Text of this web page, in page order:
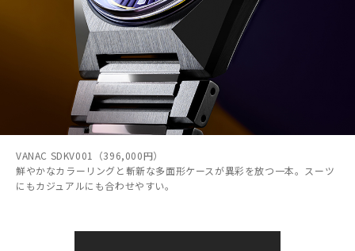
VANAC SDKV001（396,000円）
鮮やかなカラーリングと斬新な多面形ケースが異彩を放つ一本。スーツ
にもカジュアルにも合わせやすい。